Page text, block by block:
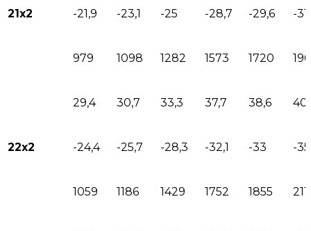
21х2 -21,9 -23,1 -25 -28,7 -29,6 -
979 1098 1282 1573 1720
29,4 30,7 33,3 37,7 38,6
22х2 -24,4 -25,7 -28,3 -32,1 -33 -
1059 1186 1429 1752 1855